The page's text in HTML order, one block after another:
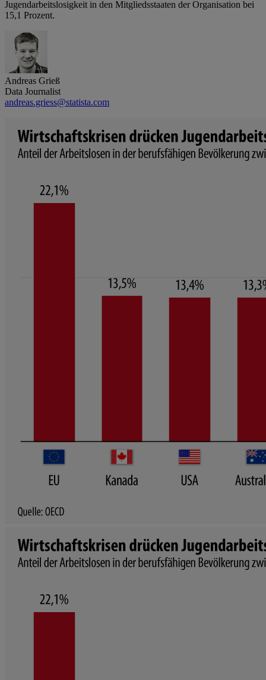
Jugendarbeitslosigkeit in den Mitgliedsstaaten der Organisation bei
15,1 Prozent.
Andreas Grieß
Data Journalist
andreas.griess@statista.com